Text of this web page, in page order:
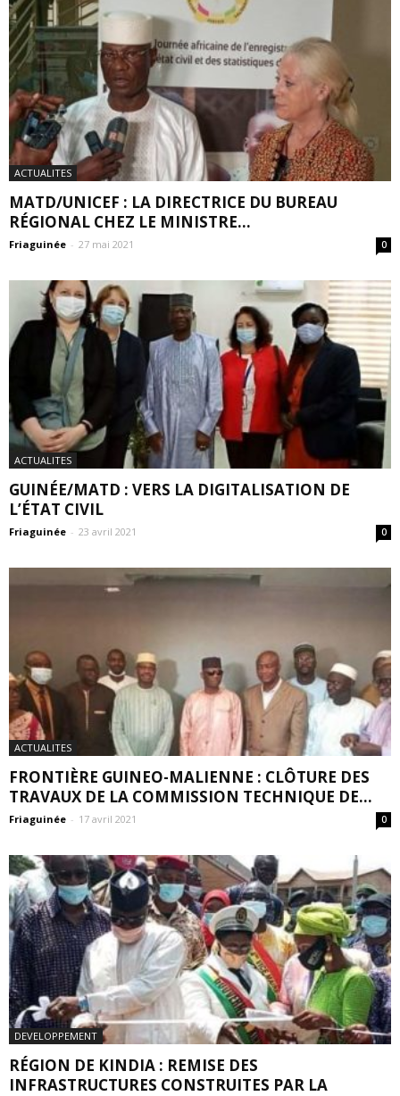
ACTUALITES
MATD/UNICEF : LA DIRECTRICE DU BUREAU
RÉGIONAL CHEZ LE MINISTRE...
Friaguinée - 27 mai 2021 0
ACTUALITES
GUINÉE/MATD : VERS LA DIGITALISATION DE
L’ÉTAT CIVIL
Friaguinée - 23 avril 2021 0
ACTUALITES
FRONTIÈRE GUINEO-MALIENNE : CLÔTURE DES
TRAVAUX DE LA COMMISSION TECHNIQUE DE...
Friaguinée - 17 avril 2021 0
DEVELOPPEMENT
RÉGION DE KINDIA : REMISE DES
INFRASTRUCTURES CONSTRUITES PAR LA